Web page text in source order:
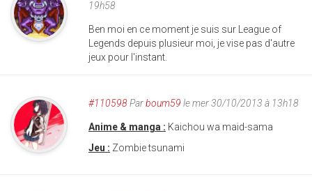
19h58
Ben moi en ce moment je suis sur League of
Legends depuis plusieur moi, je vise pas d'autre
jeux pour l'instant.
#110598Parboum59 le mer 30/10/2013 à 13h18
Anime & manga : Kaichou wa maid-sama
Jeu : Zombie tsunami